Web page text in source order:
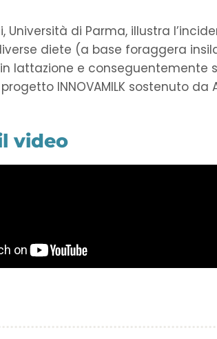
Università di Parma, illustra
diete (a base foraggera
lattazione e conseguentemente
INNOVAMILK sostenuto
video